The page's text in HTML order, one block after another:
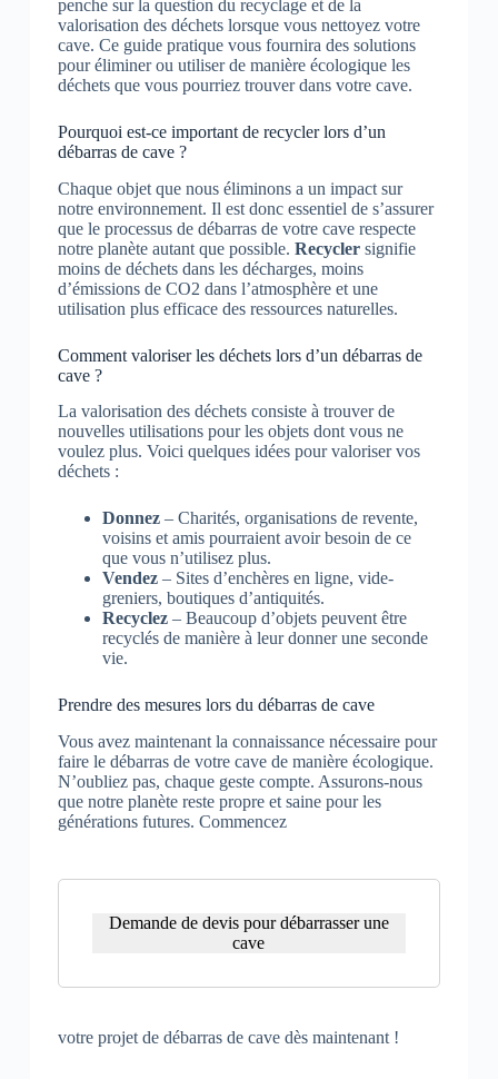
penche sur la question du recyclage et de la
valorisation des déchets lorsque vous nettoyez votre
cave. Ce guide pratique vous fournira des solutions
pour éliminer ou utiliser de manière écologique les
déchets que vous pourriez trouver dans votre cave.
Pourquoi est-ce important de recycler lors d’un
débarras de cave ?
Chaque objet que nous éliminons a un impact sur
notre environnement. Il est donc essentiel de s’assurer
que le processus de débarras de votre cave respecte
notre planète autant que possible. Recyclersignifie
moins de déchets dans les décharges, moins
d’émissions de CO2 dans l’atmosphère et une
utilisation plus efficace des ressources naturelles.
Comment valoriser les déchets lors d’un débarras de
cave ?
La valorisation des déchets consiste à trouver de
nouvelles utilisations pour les objets dont vous ne
voulez plus. Voici quelques idées pour valoriser vos
déchets :
Donnez– Charités, organisations de revente,
voisins et amis pourraient avoir besoin de ce
que vous n’utilisez plus.
Vendez– Sites d’enchères en ligne, vide-
greniers, boutiques d’antiquités.
Recyclez– Beaucoup d’objets peuvent être
recyclés de manière à leur donner une seconde
vie.
Prendre des mesures lors du débarras de cave
Vous avez maintenant la connaissance nécessaire pour
faire le débarras de votre cave de manière écologique.
N’oubliez pas, chaque geste compte. Assurons-nous
que notre planète reste propre et saine pour les
générations futures. Commencez
Demande de devis pour débarrasser une
cave
votre projet de débarras de cave dès maintenant !